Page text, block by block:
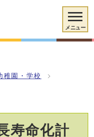
メニュー
稚園・学校
寿命化計